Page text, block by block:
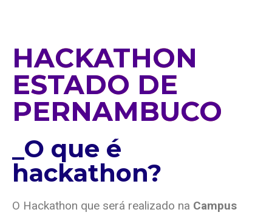
HACKATHON
ESTADO DE
PERNAMBUCO
_O que é
hackathon?
O Hackathon que será realizado na Campus